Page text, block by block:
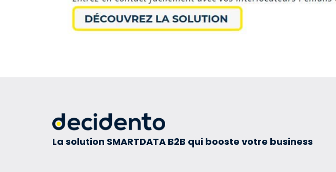
La solution SMARTDATA B2B qui booste votre business